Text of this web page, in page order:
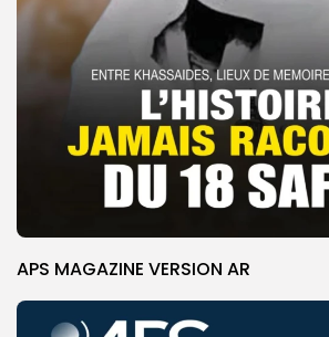
APS MAGAZINE VERSION AR